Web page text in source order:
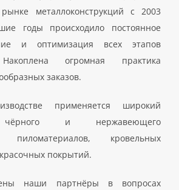
металлоконструкций с 2003
годы происходило постоянное
и оптимизация всех этапов
Накоплена огромная практика
заказов.
применяется широкий
чёрного и нержавеющего
пиломатериалов, кровельных
покрытий.
наши партнёры в вопросах